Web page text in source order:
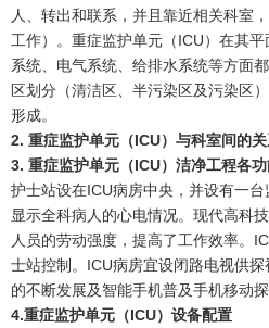
人、转出和联系，并且靠近相关科室
工作）。重症监护单元（ICU）在其
系统、电气系统、给排水系统等方面
区划分（清洁区、半污染区及污染区
形成。
2. 重症监护单元（ICU）与科室间的关
3. 重症监护单元（ICU）洁净工程各
护士站设在ICU病房中央，并设有一
显示全科病人的心电情况。现代高科
人员的劳动强度，提高了工作效率。
士站控制。ICU病房宜设闭路电视供
的不断发展及智能手机普及手机移动
4.重症监护单元（ICU）设备配置